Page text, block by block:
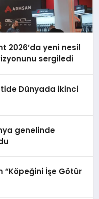
2026’da yeni nesil
sergiledi
Dünyada ikinci
genelinde
“Köpeğini İşe Götür